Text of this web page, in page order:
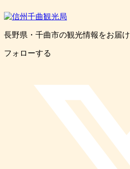
長野県・千曲市の観光情報をお届け
フォローする